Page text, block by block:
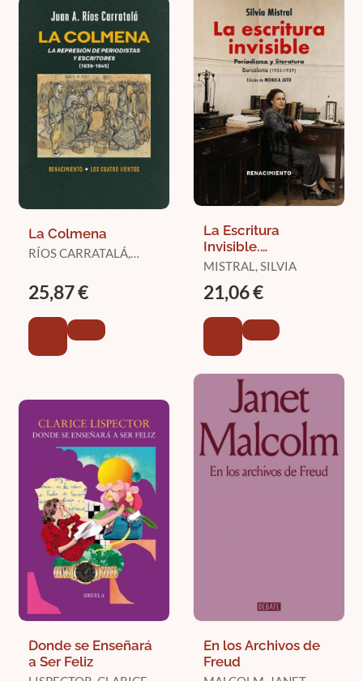
La Colmena
RÍOS CARRATALÁ,
25,87 €
La Escritura
Invisible.
Periodismo y
MISTRAL, SILVIA
21,06 €
Donde se Enseñará
a Ser Feliz
En los Archivos de
Freud